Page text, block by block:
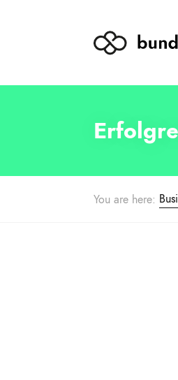
You are here: